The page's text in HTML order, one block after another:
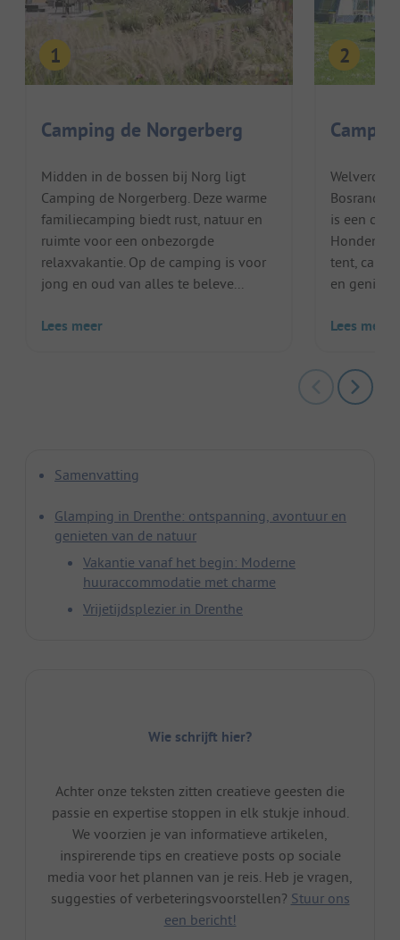
Camping de Norgerberg
Midden in de bossen bij Norg ligt
Camping de Norgerberg. Deze warme
familiecamping biedt rust, natuur en
ruimte voor een onbezorgde
relaxvakantie. Op de camping is voor
jong en oud van alles te beleve...
Lees meer
Bosrand
is een
Honden
tent,
en geniet
Lees meer
Samenvatting
Glamping in Drenthe: ontspanning, avontuur en
genieten van de natuur
Vakantie vanaf het begin: Moderne
huuraccommodatie met charme
Vrijetijdsplezier in Drenthe
Wie schrijft hier?
Achter onze teksten zitten creatieve geesten die
passie en expertise stoppen in elk stukje inhoud.
We voorzien je van informatieve artikelen,
inspirerende tips en creatieve posts op sociale
media voor het plannen van je reis. Heb je vragen,
suggesties of verbeteringsvoorstellen? Stuur ons
een bericht!